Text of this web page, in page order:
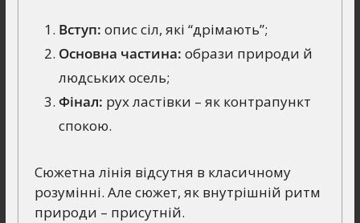
Вступ: опис сіл, які “дрімають”;
Основна частина: образи природи й
людських осель;
Фінал: рух ластівки – як контрапункт
спокою.
Сюжетна лінія відсутня в класичному
розумінні. Але сюжет, як внутрішній ритм
природи – присутній.